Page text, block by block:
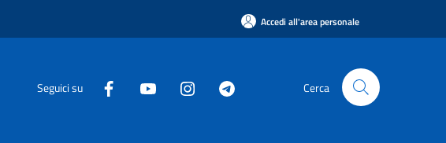
Accedi all'area personale
Seguici su Cerca